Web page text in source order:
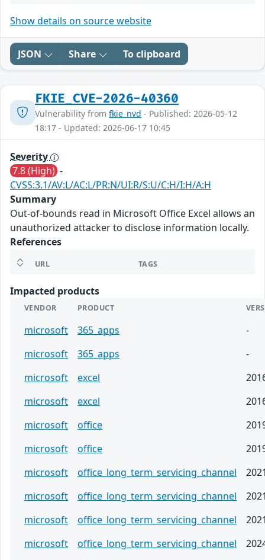
Show details on source website
JSON Share To clipboard
FKIE_CVE-2026-40360
Vulnerability from fkie_nvd - Published: 2026-05-12
18:17 - Updated: 2026-06-17 10:45
Severity
7.8 (High) -
CVSS:3.1/AV:L/AC:L/PR:N/UI:R/S:U/C:H/I:H/A:H
Summary
Out-of-bounds read in Microsoft Office Excel allows an
unauthorized attacker to disclose information locally.
References
URL TAGS
Impacted products
VENDOR PRODUCT
microsoft 365_apps
-
microsoft
365_apps
-
microsoft
excel
microsoft
excel
microsoft
office
microsoft
office
microsoft
office_long_term_servicing_channel
microsoft
office_long_term_servicing_channel
microsoft
office_long_term_servicing_channel
microsoft
office_long_term_servicing_channel